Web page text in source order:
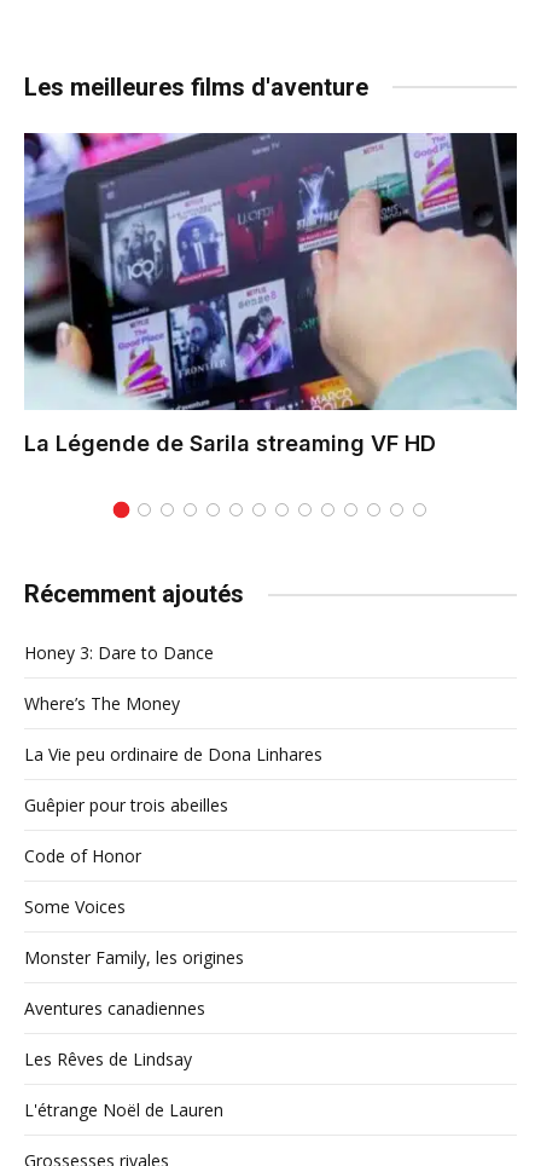
Les meilleures films d'aventure
La Légende de Sarila streaming VF HD
Récemment ajoutés
Honey 3: Dare to Dance
Where’s The Money
La Vie peu ordinaire de Dona Linhares
Guêpier pour trois abeilles
Code of Honor
Some Voices
Monster Family, les origines
Aventures canadiennes
Les Rêves de Lindsay
L'étrange Noël de Lauren
Grossesses rivales